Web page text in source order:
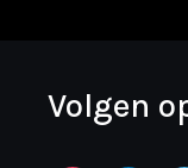
Volgen